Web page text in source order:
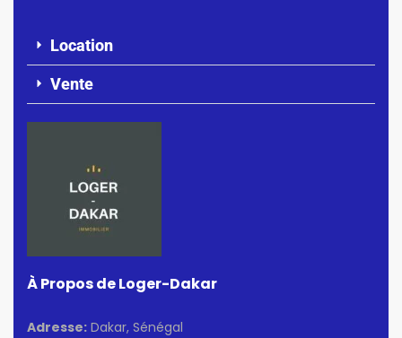
Location
Vente
À Propos de Loger-Dakar
Adresse: Dakar, Sénégal